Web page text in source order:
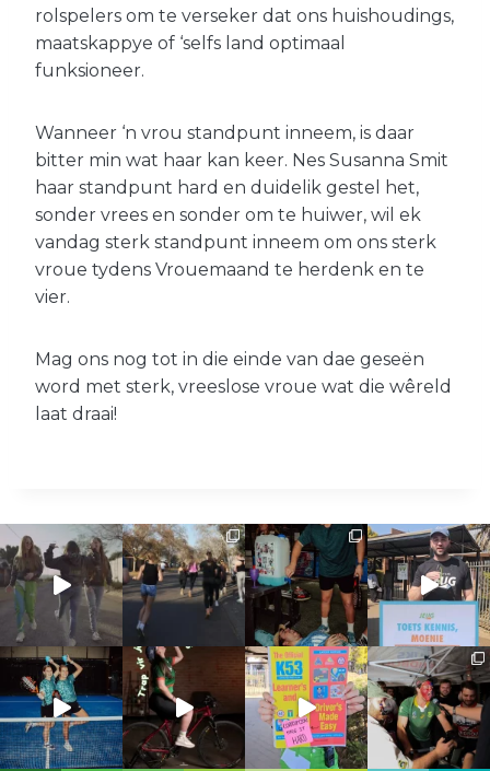
rolspelers om te verseker dat ons huishoudings,
maatskappye of ‘selfs land optimaal
funksioneer.
Wanneer ‘n vrou standpunt inneem, is daar
bitter min wat haar kan keer. Nes Susanna Smit
haar standpunt hard en duidelik gestel het,
sonder vrees en sonder om te huiwer, wil ek
vandag sterk standpunt inneem om ons sterk
vroue tydens Vrouemaand te herdenk en te
vier.
Mag ons nog tot in die einde van dae geseën
word met sterk, vreeslose vroue wat die wêreld
laat draai!